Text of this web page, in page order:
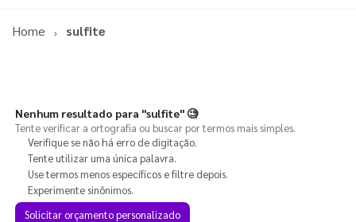
Home sulfite
Nenhum resultado para "sulfite"🧐
Tente verificar a ortografia ou buscar por termos mais simples.
Verifique se não há erro de digitação.
Tente utilizar uma única palavra.
Use termos menos específicos e filtre depois.
Experimente sinônimos.
Solicitar orçamento personalizado